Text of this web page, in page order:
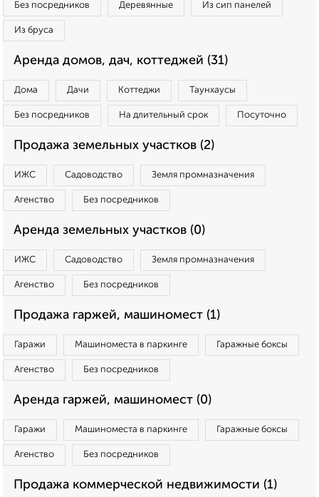
Без посредников Деревянные Из сип панелей
Из бруса
Аренда домов, дач, коттеджей (31)
Дома Дачи Коттеджи Таунхаусы
Без посредников На длительный срок Посуточно
Продажа земельных участков (2)
ИЖС Садоводство Земля промназначения
Агенство Без посредников
Аренда земельных участков (0)
ИЖС Садоводство Земля промназначения
Агенство Без посредников
Продажа гаржей, машиномест (1)
Гаражи Машиноместа в паркинге Гаражные боксы
Агенство Без посредников
Аренда гаржей, машиномест (0)
Гаражи Машиноместа в паркинге Гаражные боксы
Агенство Без посредников
Продажа коммерческой недвижимости (1)